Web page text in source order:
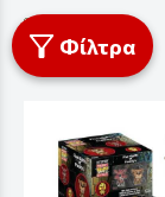
Φίλτρα